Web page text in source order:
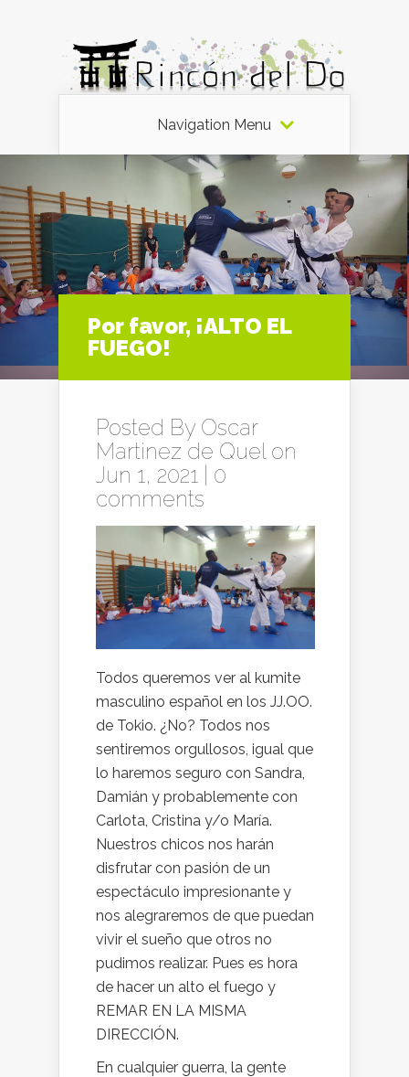
Navigation Menu
Por favor, ¡ALTO EL
FUEGO!
Posted By Oscar
Martinez de Quelon
Jun 1, 2021 | 0
comments
Todos queremos ver al kumite
masculino español en los JJ.OO.
de Tokio. ¿No? Todos nos
sentiremos orgullosos, igual que
lo haremos seguro con Sandra,
Damián y probablemente con
Carlota, Cristina y/o María.
Nuestros chicos nos harán
disfrutar con pasión de un
espectáculo impresionante y
nos alegraremos de que puedan
vivir el sueño que otros no
pudimos realizar. Pues es hora
de hacer un alto el fuego y
REMAR EN LA MISMA
DIRECCIÓN.
En cualquier guerra, la gente